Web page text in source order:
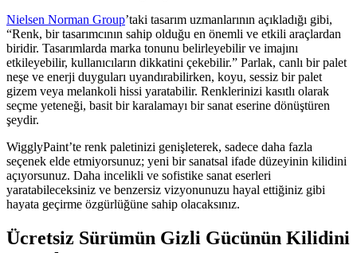
Nielsen Norman Group’taki tasarım uzmanlarının açıkladığı gibi,
“Renk, bir tasarımcının sahip olduğu en önemli ve etkili araçlardan
biridir. Tasarımlarda marka tonunu belirleyebilir ve imajını
etkileyebilir, kullanıcıların dikkatini çekebilir.” Parlak, canlı bir palet
neşe ve enerji duyguları uyandırabilirken, koyu, sessiz bir palet
gizem veya melankoli hissi yaratabilir. Renklerinizi kasıtlı olarak
seçme yeteneği, basit bir karalamayı bir sanat eserine dönüştüren
şeydir.
WigglyPaint’te renk paletinizi genişleterek, sadece daha fazla
seçenek elde etmiyorsunuz; yeni bir sanatsal ifade düzeyinin kilidini
açıyorsunuz. Daha incelikli ve sofistike sanat eserleri
yaratabileceksiniz ve benzersiz vizyonunuzu hayal ettiğiniz gibi
hayata geçirme özgürlüğüne sahip olacaksınız.
Ücretsiz Sürümün Gizli Gücünün Kilidini